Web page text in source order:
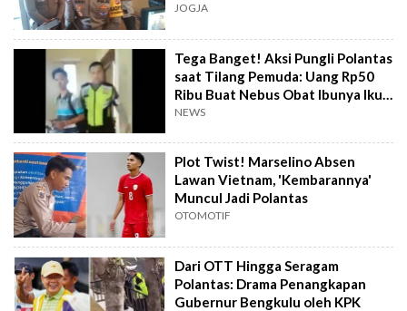
JOGJA
Tega Banget! Aksi Pungli Polantas
saat Tilang Pemuda: Uang Rp50
Ribu Buat Nebus Obat Ibunya Ikut
Diembat
NEWS
Plot Twist! Marselino Absen
Lawan Vietnam, 'Kembarannya'
Muncul Jadi Polantas
OTOMOTIF
Dari OTT Hingga Seragam
Polantas: Drama Penangkapan
Gubernur Bengkulu oleh KPK